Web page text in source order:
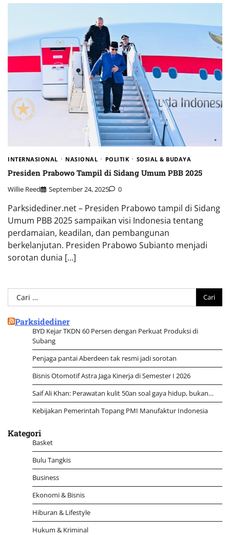
INTERNASIONAL NASIONAL POLITIK SOSIAL & BUDAYA
Presiden Prabowo Tampil di Sidang Umum PBB 2025
Willie Reed September 24, 2025 0
Parksidediner.net – Presiden Prabowo tampil di Sidang
Umum PBB 2025 sampaikan visi Indonesia tentang
perdamaian, keadilan, dan pembangunan
berkelanjutan. Presiden Prabowo Subianto menjadi
sorotan dunia […]
Cari
untuk:
Parksidediner
BYD Kejar TKDN 60 Persen dengan Perkuat Produksi di
Subang
Penjaga pantai Aberdeen tak resmi jadi sorotan
Bisnis Otomotif Astra Jaga Kinerja di Semester I 2026
Saif Ali Khan: Perawatan kulit 50an soal gaya hidup, bukan…
Kebijakan Pemerintah Topang PMI Manufaktur Indonesia
Kategori
Basket
Bulu Tangkis
Business
Ekonomi & Bisnis
Hiburan & Lifestyle
Hukum & Kriminal